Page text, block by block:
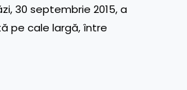
septembrie 2015, a
pe cale largă, între